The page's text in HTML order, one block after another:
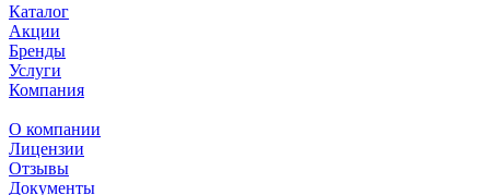
Каталог
Акции
Бренды
Услуги
Компания
О компании
Лицензии
Отзывы
Документы